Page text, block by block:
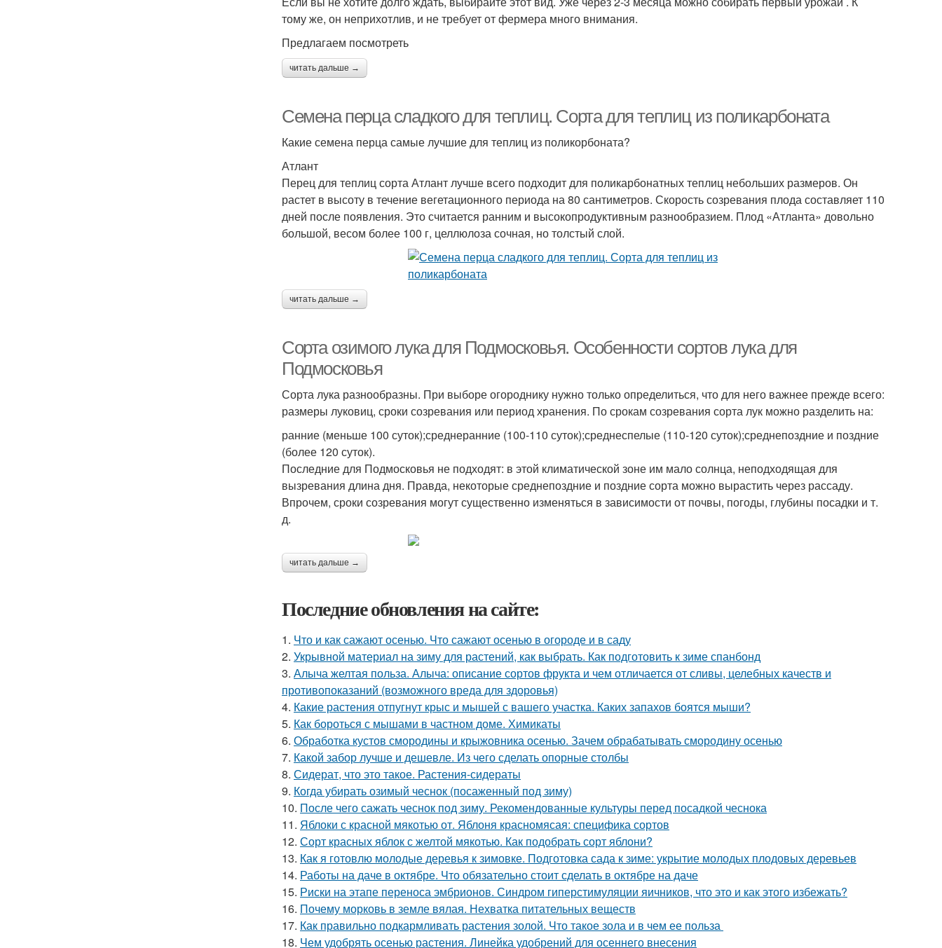
тому же, он неприхотлив, и не требует от фермера много внимания.
Предлагаем посмотреть
читать дальше →
Семена перца сладкого для теплиц. Сорта для теплиц из поликарбоната
Какие семена перца самые лучшие для теплиц из поликорбоната?
Атлант
Перец для теплиц сорта Атлант лучше всего подходит для поликарбонатных теплиц небольших размеров. Он
растет в высоту в течение вегетационного периода на 80 сантиметров. Скорость созревания плода составляет 110
дней после появления. Это считается ранним и высокопродуктивным разнообразием. Плод «Атланта» довольно
большой, весом более 100 г, целлюлоза сочная, но толстый слой.
читать дальше →
Сорта озимого лука для Подмосковья. Особенности сортов лука для
Подмосковья
Сорта лука разнообразны. При выборе огороднику нужно только определиться, что для него важнее прежде всего:
размеры луковиц, сроки созревания или период хранения. По срокам созревания сорта лук можно разделить на:
ранние (меньше 100 суток);среднеранние (100-110 суток);среднеспелые (110-120 суток);среднепоздние и поздние
(более 120 суток).
Последние для Подмосковья не подходят: в этой климатической зоне им мало солнца, неподходящая для
вызревания длина дня. Правда, некоторые среднепоздние и поздние сорта можно вырастить через рассаду.
Впрочем, сроки созревания могут существенно изменяться в зависимости от почвы, погоды, глубины посадки и т.
д.
читать дальше →
Последние обновления на сайте:
1. Что и как сажают осенью. Что сажают осенью в огороде и в саду
2. Укрывной материал на зиму для растений, как выбрать. Как подготовить к зиме спанбонд
3. Алыча желтая польза. Алыча: описание сортов фрукта и чем отличается от сливы, целебных качеств и
противопоказаний (возможного вреда для здоровья)
4. Какие растения отпугнут крыс и мышей с вашего участка. Каких запахов боятся мыши?
5. Как бороться с мышами в частном доме. Химикаты
6. Обработка кустов смородины и крыжовника осенью. Зачем обрабатывать смородину осенью
7. Какой забор лучше и дешевле. Из чего сделать опорные столбы
8. Сидерат, что это такое. Растения-сидераты
9. Когда убирать озимый чеснок (посаженный под зиму)
10. После чего сажать чеснок под зиму. Рекомендованные культуры перед посадкой чеснока
11. Яблоки с красной мякотью от. Яблоня красномясая: специфика сортов
12. Сорт красных яблок с желтой мякотью. Как подобрать сорт яблони?
13. Как я готовлю молодые деревья к зимовке. Подготовка сада к зиме: укрытие молодых плодовых деревьев
14. Работы на даче в октябре. Что обязательно стоит сделать в октябре на даче
15. Риски на этапе переноса эмбрионов. Синдром гиперстимуляции яичников, что это и как этого избежать?
16. Почему морковь в земле вялая. Нехватка питательных веществ
17. Как правильно подкармливать растения золой. Что такое зола и в чем ее польза
18. Чем удобрять осенью растения. Линейка удобрений для осеннего внесения